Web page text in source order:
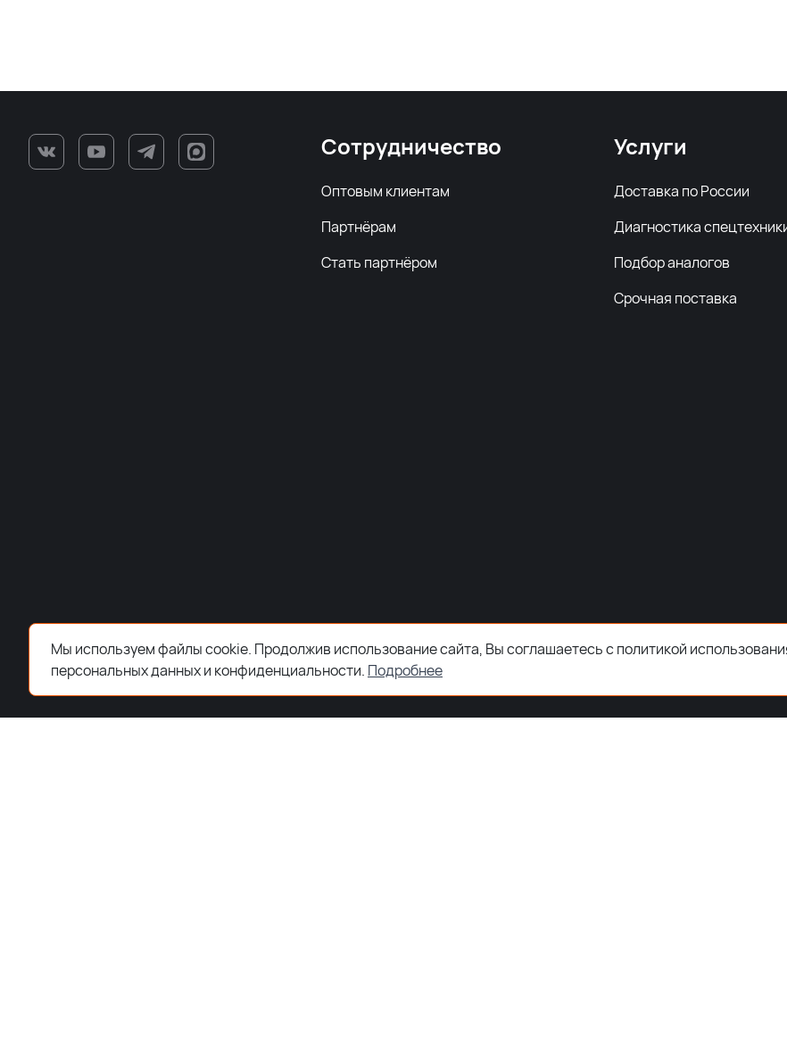
Сотрудничество
Оптовым клиентам
Партнёрам
Стать партнёром
Услуги
Доставка по России
Диагностика
Подбор аналогов
Срочная поставка
Мы используем файлы cookie. Продолжив использование сайта, Вы соглашаетесь с политикой
персональных данных и конфиденциальности. Подробнее